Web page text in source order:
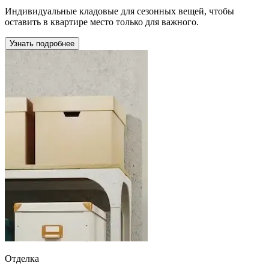
Индивидуальные кладовые для сезонных вещей, чтобы
оставить в квартире место только для важного.
Узнать подробнее
Отделка